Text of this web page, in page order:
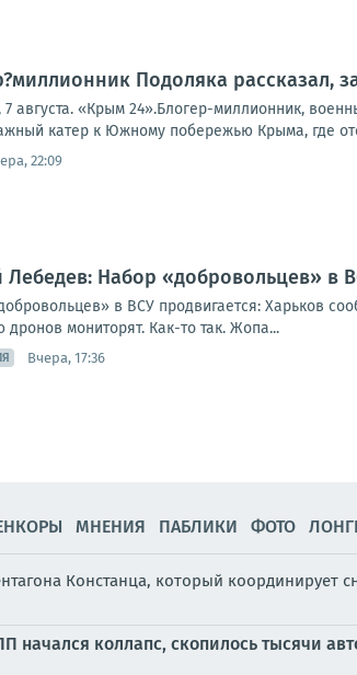
Подоляка рассказал,
7 августа. «Крым 24».Блогер-миллионник,
катер к Южному побережью Крыма, где
22:09
Лебедев: Набор «добровольцев» в
в ВСУ продвигается: Харьков
мониторят. Как-то так. Жопа...
Вчера, 17:36
МНЕНИЯ ПАБЛИКИ ФОТО
Констанца, который
начался коллапс, скопилось тысячи